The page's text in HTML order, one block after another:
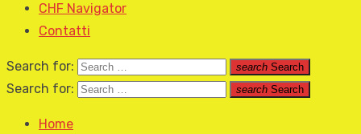
CHF Navigator
Contatti
Search for: search Search
Search for: search Search
Home